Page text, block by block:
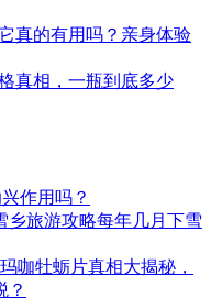
真的有用吗？亲身体验
真相，一瓶到底多少
作用吗？
乡旅游攻略每年几月下雪
咖牡蛎片真相大揭秘，
？